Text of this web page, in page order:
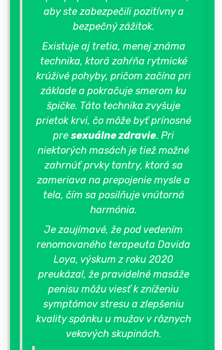
aby ste zabezpečili pozitívny a
bezpečný zážitok.
Existuje aj tretia, menej známa
technika, ktorá zahŕňa rytmické
krúživé pohyby, pričom začína pri
základe a pokračuje smerom ku
špičke. Táto technika zvyšuje
prietok krvi, čo môže byť prínosné
pre sexuálne zdravie. Pri
niektorých masách je tiež možné
zahrnúť prvky tantry, ktorá sa
zameriava na prepojenie mysle a
tela, čím sa posilňuje vnútorná
harmónia.
Je zaujímavé, že pod vedením
renomovaného terapeuta Davida
Loya, výskum z roku 2020
preukázal, že pravidelné masáže
penisu môžu viesť k zníženiu
symptómov stresu a zlepšeniu
kvality spánku u mužov v rôznych
vekových skupinách.